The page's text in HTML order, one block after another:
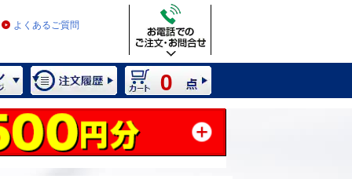
よくあるご質問
0